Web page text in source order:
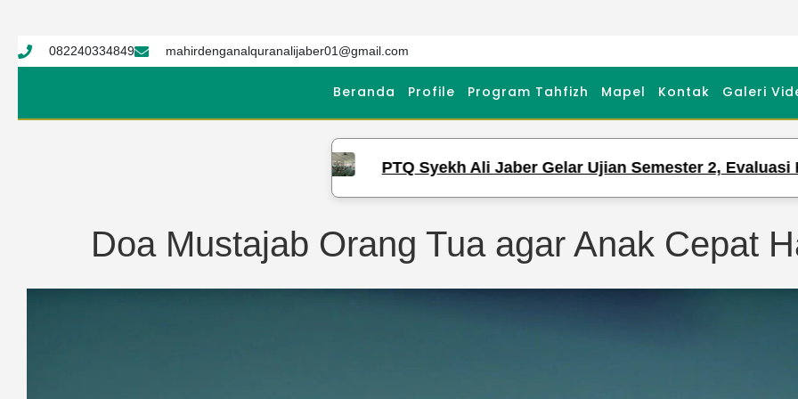
082240334849 mahirdenganalquranalijaber01@gmail.com
Beranda Profile Program Tahfizh Mapel Kontak Galeri
PTQ Syekh Ali Jaber Gelar Ujian Semester 2, Evaluasi Hafalan dan
Doa Mustajab Orang Tua agar Anak Cepat